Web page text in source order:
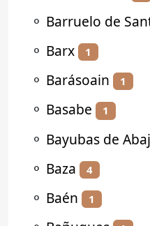
⚬ Barruelo de
⚬ Barx 1
⚬ Barásoain 1
⚬ Basabe 1
⚬ Bayubas de
⚬ Baza 4
⚬ Baén 1